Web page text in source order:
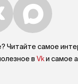
Читайте самое
в Vkи самое